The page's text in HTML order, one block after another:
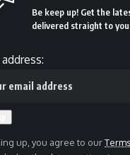
Be keep up! Get the
delivered straight to
up, you agree to our